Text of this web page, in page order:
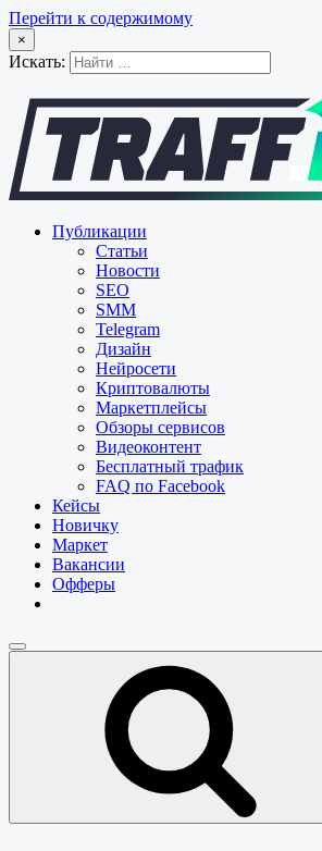
Перейти к содержимому
×
Искать:
Публикации
Статьи
Новости
SEO
SMM
Telegram
Дизайн
Нейросети
Криптовалюты
Маркетплейсы
Обзоры сервисов
Видеоконтент
Бесплатный трафик
FAQ по Facebook
Кейсы
Новичку
Маркет
Вакансии
Офферы